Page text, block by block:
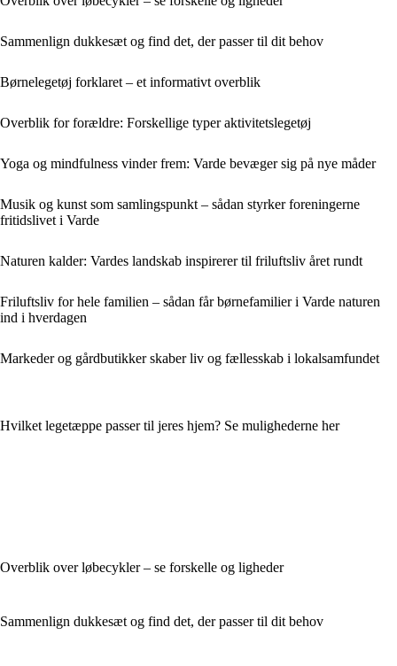
Sammenlign dukkesæt og find det, der passer til dit behov
Børnelegetøj forklaret – et informativt overblik
Overblik for forældre: Forskellige typer aktivitetslegetøj
Yoga og mindfulness vinder frem: Varde bevæger sig på nye måder
Musik og kunst som samlingspunkt – sådan styrker foreningerne
fritidslivet i Varde
Naturen kalder: Vardes landskab inspirerer til friluftsliv året rundt
Friluftsliv for hele familien – sådan får børnefamilier i Varde naturen
ind i hverdagen
Markeder og gårdbutikker skaber liv og fællesskab i lokalsamfundet
Hvilket legetæppe passer til jeres hjem? Se mulighederne her
Overblik over løbecykler – se forskelle og ligheder
Sammenlign dukkesæt og find det, der passer til dit behov